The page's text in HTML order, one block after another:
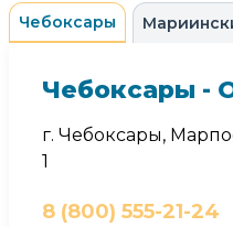
Чебоксары
Чебоксары -
г. Чебоксары,
1
8 (800) 555-21-24